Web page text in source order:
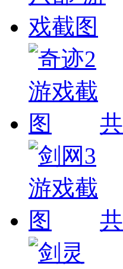
共
共